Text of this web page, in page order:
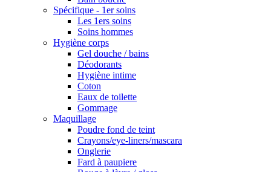
Spécifique - 1er soins
Les 1ers soins
Soins hommes
Hygiène corps
Gel douche / bains
Déodorants
Hygiène intime
Coton
Eaux de toilette
Gommage
Maquillage
Poudre fond de teint
Crayons/eye-liners/mascara
Onglerie
Fard à paupiere